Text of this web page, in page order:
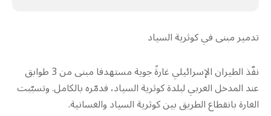
تدمير مبنى في كوثرية السياد
نفّذ الطيران الإسرائيلي غارةً جوية مستهدفا مبنى من 3 طوابق
عند المدخل الغربي لبلدة كوثرية السياد، فدمّره بالكامل. وتسبّبت
الغارة بانقطاع الطريق بين كوثرية السياد والغسانية.